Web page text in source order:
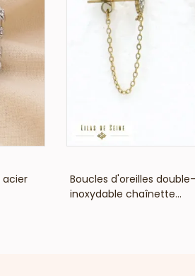
acier
Boucles d'oreilles
inoxydable chaînette...